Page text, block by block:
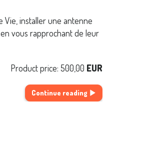
Vie, installer une antenne
vous rapprochant de leur
Product price: 500,00 EUR
Continue reading